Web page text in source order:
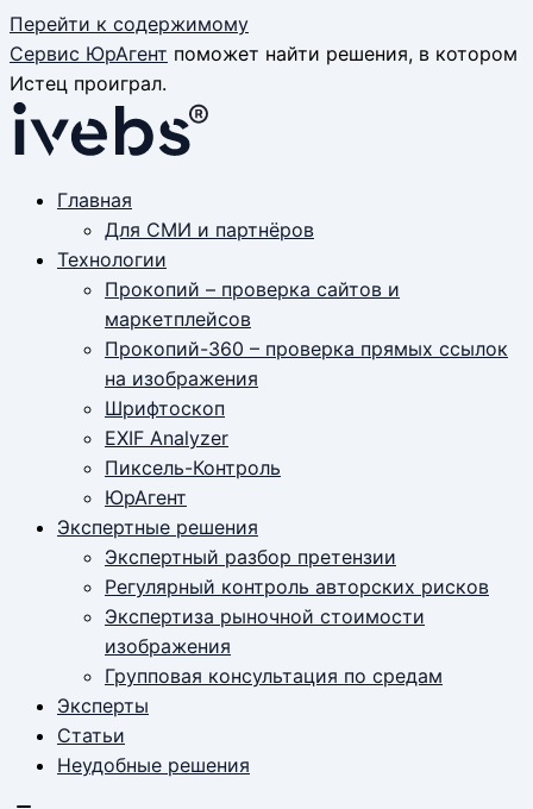
Перейти к содержимому
Сервис ЮрАгент поможет найти решения, в котором
Истец проиграл.
Главная
Для СМИ и партнёров
Технологии
Прокопий – проверка сайтов и
маркетплейсов
Прокопий-360 – проверка прямых ссылок
на изображения
Шрифтоскоп
EXIF Analyzer
Пиксель-Контроль
ЮрАгент
Экспертные решения
Экспертный разбор претензии
Регулярный контроль авторских рисков
Экспертиза рыночной стоимости
изображения
Групповая консультация по средам
Эксперты
Статьи
Неудобные решения